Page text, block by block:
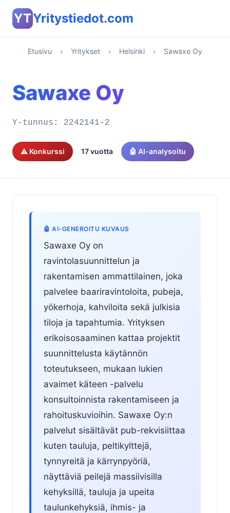
YTYritystiedot.com
Etusivu › Yritykset › Helsinki › Sawaxe Oy
Sawaxe Oy
Y-tunnus: 2242141-2
⚠️ Konkurssi 17 vuotta 🤖 AI-analysoitu
🤖 AI-GENEROITU KUVAUS
Sawaxe Oy on
ravintolasuunnittelun ja
rakentamisen ammattilainen, joka
palvelee baariravintoloita, pubeja,
yökerhoja, kahviloita sekä julkisia
tiloja ja tapahtumia. Yrityksen
erikoisosaaminen kattaa projektit
suunnittelusta käytännön
toteutukseen, mukaan lukien
avaimet käteen -palvelu
konsultoinnista rakentamiseen ja
rahoituskuvioihin. Sawaxe Oy:n
palvelut sisältävät pub-rekvisiittaa
kuten tauluja, peltikylttejä,
tynnyreitä ja kärrynpyöriä,
näyttäviä peilejä massiivisilla
kehyksillä, tauluja ja upeita
taulunkehyksiä, ihmis- ja